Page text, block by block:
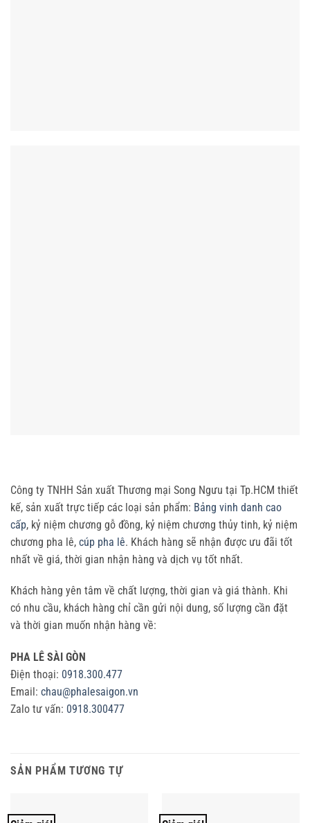
Công ty TNHH Sản xuất Thương mại Song Ngưu tại Tp.HCM thiết
kế, sản xuất trực tiếp các loại sản phẩm: Bảng vinh danh cao
cấp, kỷ niệm chương gỗ đồng, kỷ niệm chương thủy tinh, kỷ niệm
chương pha lê, cúp pha lê. Khách hàng sẽ nhận được ưu đãi tốt
nhất về giá, thời gian nhận hàng và dịch vụ tốt nhất.
Khách hàng yên tâm về chất lượng, thời gian và giá thành. Khi
có nhu cầu, khách hàng chỉ cần gửi nội dung, số lượng cần đặt
và thời gian muốn nhận hàng về:
PHA LÊ SÀI GÒN
Điện thoại: 0918.300.477
Email: chau@phalesaigon.vn
Zalo tư vấn: 0918.300477
SẢN PHẨM TƯƠNG TỰ